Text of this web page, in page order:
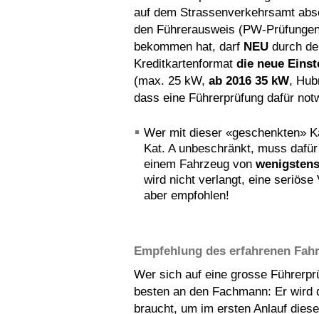
auf dem Strassenverkehrsamt
den Führerausweis (PW-
bekommen hat, darf NEU durch
Kreditkartenformat die neue
(max. 25 kW, ab 2016 35 kW,
dass eine Führerprüfung dafür
Wer mit dieser «geschenkten»
Kat. A unbeschränkt, muss
einem Fahrzeug von
wird nicht verlangt, eine seriöse
aber empfohlen!
Empfehlung des erfahrenen
Wer sich auf eine grosse
besten an den Fachmann: Er
braucht, um im ersten Anlauf